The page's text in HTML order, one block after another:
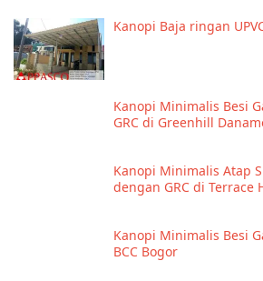
Kanopi Baja ringan
Kanopi Minimalis Besi
GRC di Greenhill
Kanopi Minimalis Atap
dengan GRC di Terrace
Kanopi Minimalis Besi
BCC Bogor